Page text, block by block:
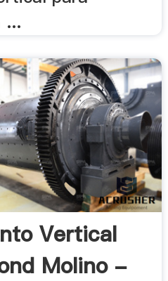
...
Vertical
Molino -